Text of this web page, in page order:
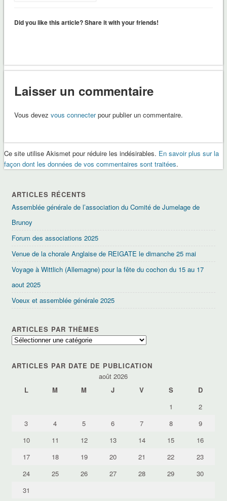
Did you like this article? Share it with your friends!
Laisser un commentaire
Vous devez vous connecterpour publier un commentaire.
Ce site utilise Akismet pour réduire les indésirables. En savoir plus sur la
façon dont les données de vos commentaires sont traitées.
ARTICLES RÉCENTS
Assemblée générale de l’association du Comité de Jumelage de
Brunoy
Forum des associations 2025
Venue de la chorale Anglaise de REIGATE le dimanche 25 mai
Voyage à Wittlich (Allemagne) pour la fête du cochon du 15 au 17
aout 2025
Voeux et assemblée générale 2025
ARTICLES PAR THÈMES
Articles
ARTICLES PAR DATE DE PUBLICATION
août 2026
L
M M J V S
D
1
2
3
4 5 6 7 8
9
10
11 12 13 14 15
16
17
18 19 20 21 22
23
24
25 26 27 28 29
30
31